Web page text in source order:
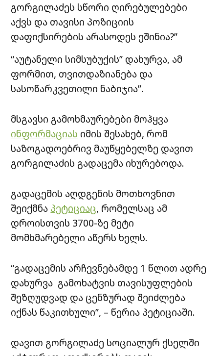
გორგილაძეს სწორი ღირებულებები
აქვს და თავისი პოზიციის
დაფიქსირების არასოდეს ეშინია?”
“აუტანელი სიმსუბუქის” დახურვა, ამ
ფორმით, თვითდაზიანება და
სასოწარკვეთილი ნაბიჯია”.
მსგავსი გამოხმაურებები მოჰყვა
ინფორმაციას იმის შესახებ, რომ
საზოგადოებრივ მაუწყებელზე დავით
გორგილაძის გადაცემა იხურებოდა.
გადაცემის აღდგენის მოთხოვნით
შეიქმნა პეტიციაც, რომელსაც ამ
დროისთვის 3700-ზე მეტი
მომხმარებელი აწერს ხელს.
“გადაცემის არჩევნებამდე 1 წლით ადრე
დახურვა გამოხატვის თავისუფლების
შეზღუდვად და ცენზურად შეიძლება
იქნას წაკითხული”, – წერია პეტიციაში.
დავით გორგილაძე სოციალურ ქსელში